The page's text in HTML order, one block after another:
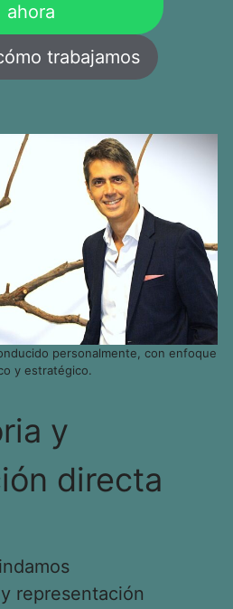
ahora
trabajamos
personalmente, con enfoque
y estratégico.
y
directa
representación